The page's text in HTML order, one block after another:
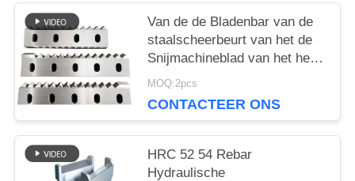
Van de de Bladenbar van de
staalscheerbeurt van het de
Snijmachineblad van het het
Bladmetaal de Snijdersblad
MOQ:2pcs
CONTACTEER ONS
HRC 52 54 Rebar
Hydraulische